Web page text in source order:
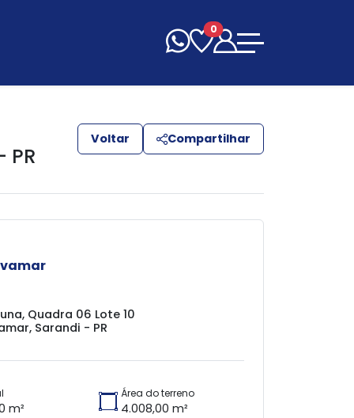
0
PR
Voltar Compartilhar
Quadra 06 Lote 10
Sarandi - PR
m²
Área do terreno
4.008,00 m²